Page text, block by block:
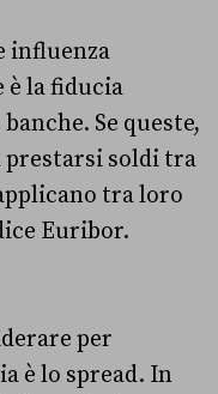
influenza
è la fiducia
Se queste,
prestarsi soldi tra
tra loro
Euribor.
per
è lo spread. In